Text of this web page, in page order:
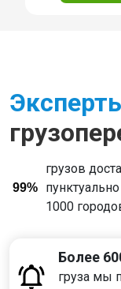
99%
грузов
1000
Более
груза мы